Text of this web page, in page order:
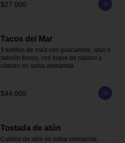
$27.000
Tacos del Mar
3 tortillas de maíz con guacamole, atún o
salmón fresco, con toque de rábano y
cilantro en salsa vietnamita.
$44.000
Tostada de atún
Cubitos de atún en salsa vietnamita